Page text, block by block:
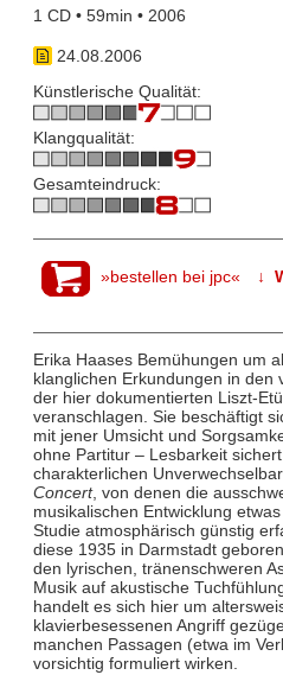
1 CD • 59min • 2006
24.08.2006
Künstlerische Qualität:
Klangqualität:
Gesamteindruck:
»bestellen bei jpc« ↓
Erika Haases Bemühungen um
klanglichen Erkundungen in den
der hier dokumentierten Liszt-
veranschlagen. Sie beschäftigt
mit jener Umsicht und
ohne Partitur – Lesbarkeit
charakterlichen
Concert, von denen die
musikalischen Entwicklung
Studie atmosphärisch günstig
diese 1935 in Darmstadt
den lyrischen, tränenschweren
Musik auf akustische
handelt es sich hier um
klavierbesessenen Angriff
manchen Passagen (etwa im
vorsichtig formuliert wirken.